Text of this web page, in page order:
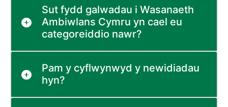
Sut fydd galwadau i Wasanaeth
Ambiwlans Cymru yn cael eu
categoreiddio nawr?
Pam y cyflwynwyd y newidiadau
hyn?